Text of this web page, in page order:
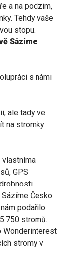
a na podzim,
Tehdy vaše
stopu.
Sázíme
s námi
ale tady ve
na stromky
vlastníma
GPS
Česko
podařilo
stromů.
Wonderinterest
stromy v